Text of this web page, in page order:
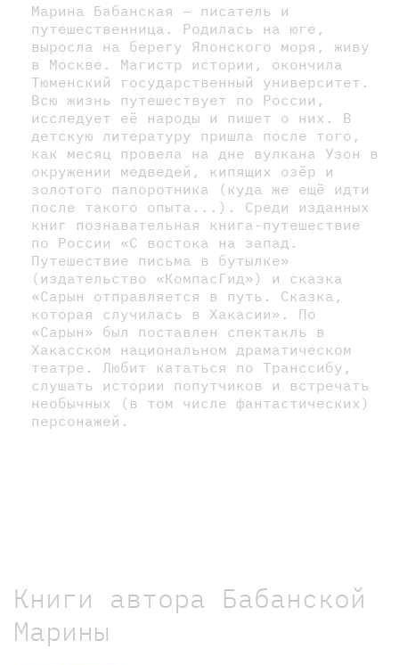
Марина Бабанская – писатель и
путешественница. Родилась на юге,
выросла на берегу Японского моря, живу
в Москве. Магистр истории, окончила
Тюменский государственный университет.
Всю жизнь путешествует по России,
исследует её народы и пишет о них. В
детскую литературу пришла после того,
как месяц провела на дне вулкана Узон в
окружении медведей, кипящих озёр и
золотого папоротника (куда же ещё идти
после такого опыта...). Среди изданных
книг познавательная книга-путешествие
по России «С востока на запад.
Путешествие письма в бутылке»
(издательство «КомпасГид») и сказка
«Сарын отправляется в путь. Сказка,
которая случилась в Хакасии». По
«Сарын» был поставлен спектакль в
Хакасском национальном драматическом
театре. Любит кататься по Транссибу,
слушать истории попутчиков и встречать
необычных (в том числе фантастических)
персонажей.
Книги автора Бабанской
Марины